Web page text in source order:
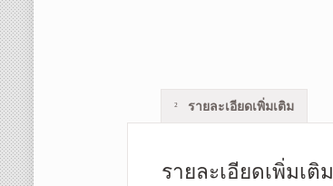
รายละเอียดเพิ่มเติม
รายละเอียดเพิ่มเติม